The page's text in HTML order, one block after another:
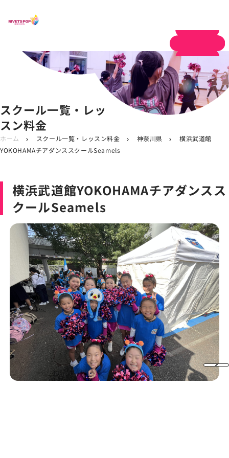
スクール一覧・レッ
スン料金
ホーム chevron_right スクール一覧・レッスン料金 chevron_right 神奈川県 chevron_right
横浜武道館
YOKOHAMAチアダンススクールSeamels
横浜武道館YOKOHAMAチアダンスス
クールSeamels